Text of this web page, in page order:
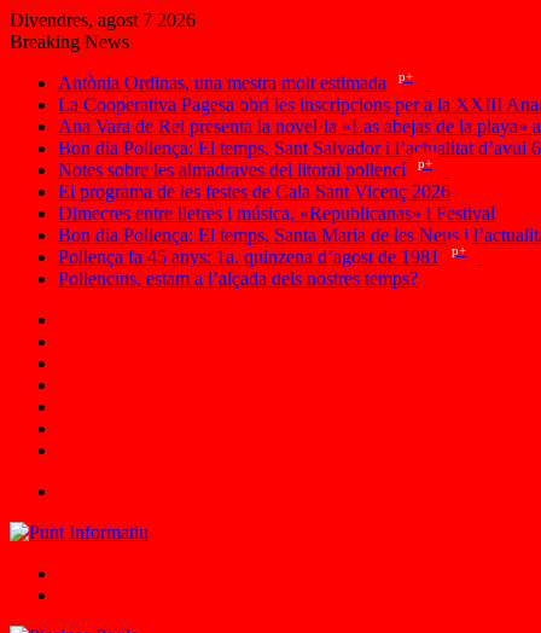
Divendres, agost 7 2026
Breaking News
Antònia Ordinas, una mestra molt estimada
p+
La Cooperativa Pagesa obri les inscripcions per a la XXIII
Ana Vara de Rei presenta la novel·la «Las abejas de la playa»
Bon dia Pollença: El temps, Sant Salvador i l’actualitat d’avui
Notes sobre les almadraves del litoral pollencí
p+
El programa de les festes de Cala Sant Vicenç 2026
Dimecres entre lletres i música, «Republicanas» i Festival
Bon dia Pollença: El temps, Santa Maria de les Neus i
Pollença fa 45 anys: 1a. quinzena d’agost de 1981
p+
Pollencins, estam a l’alçada dels nostres temps?